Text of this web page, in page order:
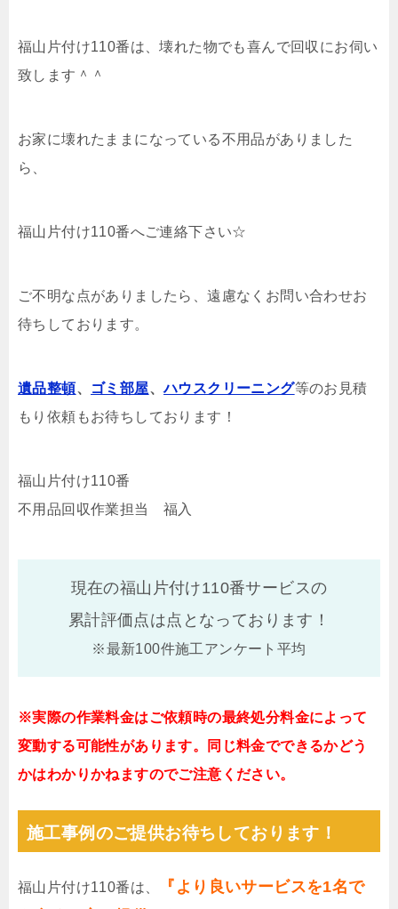
福山片付け110番は、壊れた物でも喜んで回収にお伺い
致します＾＾
お家に壊れたままになっている不用品がありました
ら、
福山片付け110番へご連絡下さい☆
ご不明な点がありましたら、遠慮なくお問い合わせお
待ちしております。
遺品整頓、 ゴミ部屋、ハウスクリーニング等のお見積
もり依頼もお待ちしております！
福山片付け110番
不用品回収作業担当 福入
現在の福山片付け110番サービスの
累計評価点は点となっております！
※最新100件施工アンケート平均
※実際の作業料金はご依頼時の最終処分料金によって
変動する可能性があります。同じ料金でできるかどう
かはわかりかねますのでご注意ください。
施工事例のご提供お待ちしております！
福山片付け110番は、
『より良いサービスを1名で